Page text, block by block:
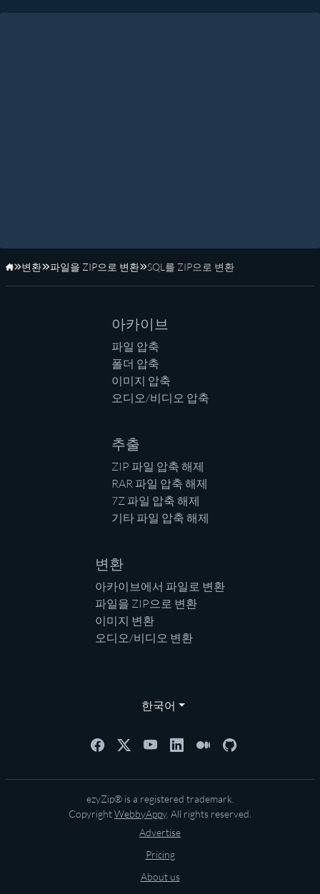
홈페이지
변환 파일을 ZIP으로 변환 SQL를 ZIP으로 변환
아카이브
파일 압축
폴더 압축
이미지 압축
오디오/비디오 압축
추출
ZIP 파일 압축 해제
RAR 파일 압축 해제
7Z 파일 압축 해제
기타 파일 압축 해제
변환
아카이브에서 파일로 변환
파일을 ZIP으로 변환
이미지 변환
오디오/비디오 변환
한국어
ezyZip® is a registered trademark.
CopyrightWebbyAppy. All rights reserved.
Advertise
Pricing
About us